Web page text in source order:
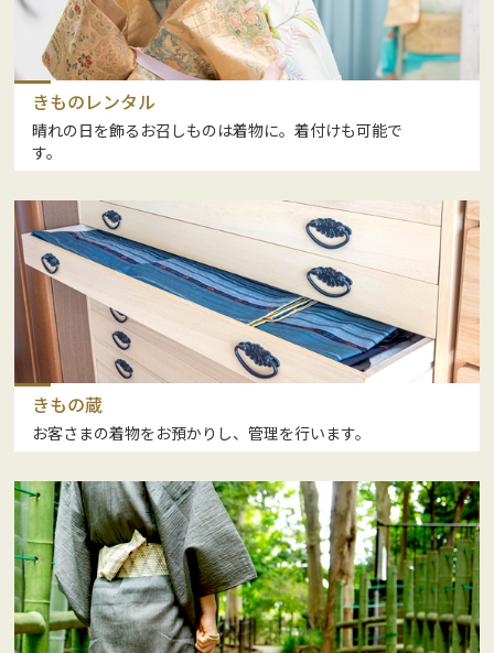
きものレンタル
晴れの日を飾るお召しものは着物に。着付けも可能で
す。
きもの蔵
お客さまの着物をお預かりし、管理を行います。